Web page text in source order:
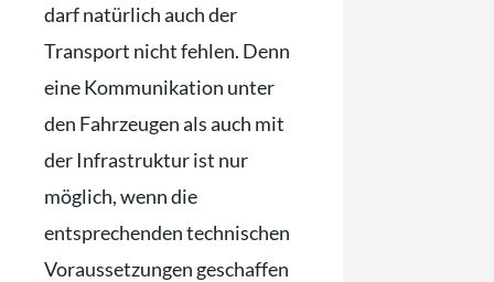
darf natürlich auch der
Transport nicht fehlen. Denn
eine Kommunikation unter
den Fahrzeugen als auch mit
der Infrastruktur ist nur
möglich, wenn die
entsprechenden technischen
Voraussetzungen geschaffen